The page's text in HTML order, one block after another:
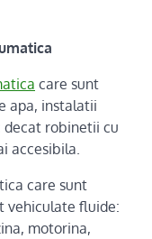
care sunt
apa, instalatii
robinetii cu
accesibila.
care sunt
vehiculate fluide:
motorina,